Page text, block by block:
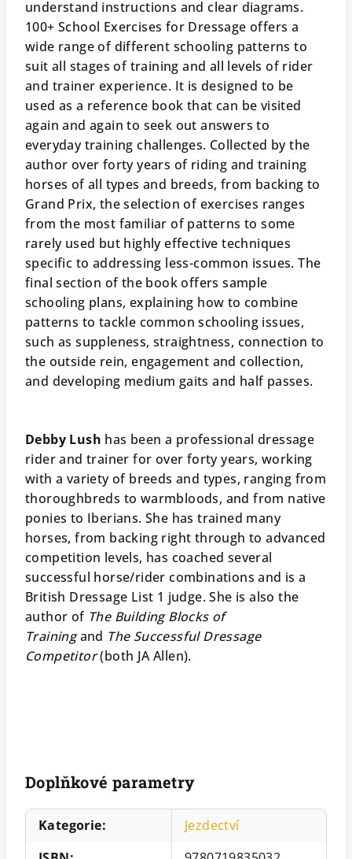
understand instructions and clear diagrams.
100+ School Exercises for Dressage offers a
wide range of different schooling patterns to
suit all stages of training and all levels of rider
and trainer experience. It is designed to be
used as a reference book that can be visited
again and again to seek out answers to
everyday training challenges. Collected by the
author over forty years of riding and training
horses of all types and breeds, from backing to
Grand Prix, the selection of exercises ranges
from the most familiar of patterns to some
rarely used but highly effective techniques
specific to addressing less-common issues. The
final section of the book offers sample
schooling plans, explaining how to combine
patterns to tackle common schooling issues,
such as suppleness, straightness, connection to
the outside rein, engagement and collection,
and developing medium gaits and half passes.
Debby Lush has been a professional dressage
rider and trainer for over forty years, working
with a variety of breeds and types, ranging from
thoroughbreds to warmbloods, and from native
ponies to Iberians. She has trained many
horses, from backing right through to advanced
competition levels, has coached several
successful horse/rider combinations and is a
British Dressage List 1 judge. She is also the
author of The Building Blocks of
Training and The Successful Dressage
Competitor (both JA Allen).
Doplňkové parametry
Kategorie:
Jezdectví